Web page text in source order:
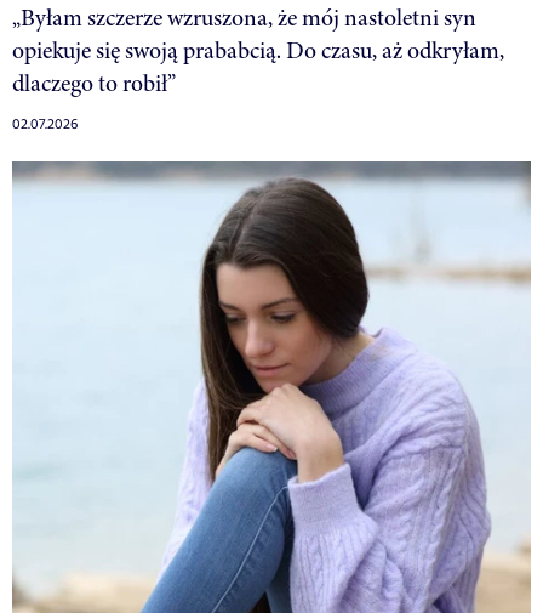
„Byłam szczerze wzruszona, że mój nastoletni syn
opiekuje się swoją prababcią. Do czasu, aż odkryłam,
dlaczego to robił”
02.07.2026